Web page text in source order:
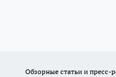
Обзорные статьи и пресс-